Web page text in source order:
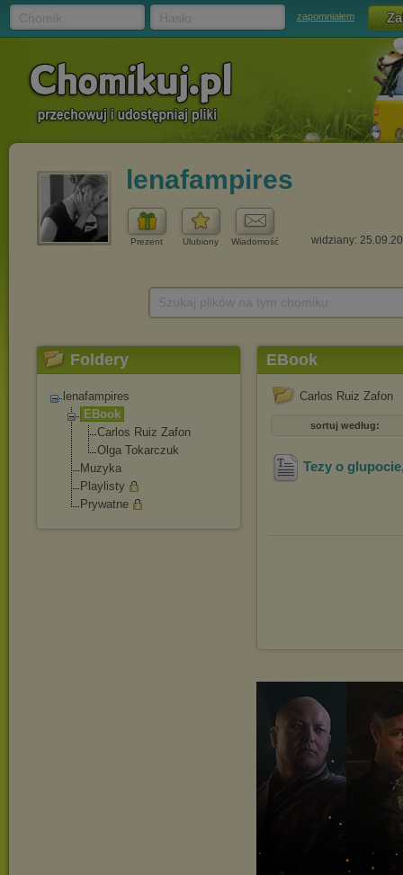
zapomniałem
lenafampires
Prezent Ulubiony Wiadomość widziany:
Foldery
lenafampires
EBook
Carlos Ruiz Zafon
Olga Tokarczuk
Muzyka
Playlisty
Prywatne
EBook
Carlos Ruiz Zafon
sortuj według:
Tezy o